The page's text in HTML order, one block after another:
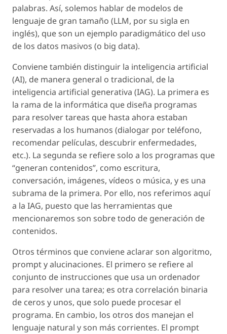
palabras. Así, solemos hablar de modelos de
lenguaje de gran tamaño (LLM, por su sigla en
inglés), que son un ejemplo paradigmático del uso
de los datos masivos (o big data).
Conviene también distinguir la inteligencia artificial
(AI), de manera general o tradicional, de la
inteligencia artificial generativa (IAG). La primera es
la rama de la informática que diseña programas
para resolver tareas que hasta ahora estaban
reservadas a los humanos (dialogar por teléfono,
recomendar películas, descubrir enfermedades,
etc.). La segunda se refiere solo a los programas que
“generan contenidos”, como escritura,
conversación, imágenes, vídeos o música, y es una
subrama de la primera. Por ello, nos referimos aquí
a la IAG, puesto que las herramientas que
mencionaremos son sobre todo de generación de
contenidos.
Otros términos que conviene aclarar son algoritmo,
promptyalucinaciones. El primero se refiere al
conjunto de instrucciones que usa un ordenador
para resolver una tarea; es otra correlación binaria
de ceros y unos, que solo puede procesar el
programa. En cambio, los otros dos manejan el
lenguaje natural y son más corrientes. El prompt